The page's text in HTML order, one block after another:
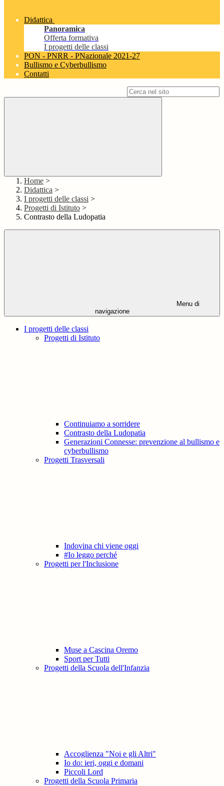
Didattica
Panoramica
Offerta formativa
I progetti delle classi
PON - PNRR - PNazionale 2021-27
Bullismo e Cyberbullismo
Contatti
Home >
Didattica >
I progetti delle classi >
Progetti di Istituto >
Contrasto della Ludopatia
Menu di
navigazione
I progetti delle classi
Progetti di Istituto
Continuiamo a sorridere
Contrasto della Ludopatia
Generazioni Connesse: prevenzione al bullismo e
cyberbullismo
Progetti Trasversali
Indovina chi viene oggi
#Io leggo perché
Progetti per l'Inclusione
Muse a Cascina Oremo
Sport per Tutti
Progetti della Scuola dell'Infanzia
Accoglienza "Noi e gli Altri"
Io do: ieri, oggi e domani
Piccoli Lord
Progetti della Scuola Primaria